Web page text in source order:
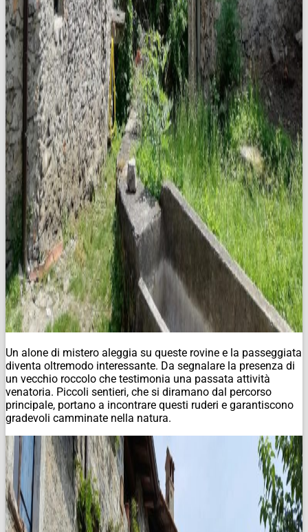
Un alone di mistero aleggia su queste rovine e la passeggiata
diventa oltremodo interessante. Da segnalare la presenza di
un vecchio roccolo che testimonia una passata attività
venatoria. Piccoli sentieri, che si diramano dal percorso
principale, portano a incontrare questi ruderi e garantiscono
gradevoli camminate nella natura.